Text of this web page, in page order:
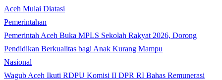
Aceh Mulai Diatasi
Pemerintahan
Pemerintah Aceh Buka MPLS Sekolah Rakyat 2026, Dorong
Pendidikan Berkualitas bagi Anak Kurang Mampu
Nasional
Wagub Aceh Ikuti RDPU Komisi II DPR RI Bahas Remunerasi